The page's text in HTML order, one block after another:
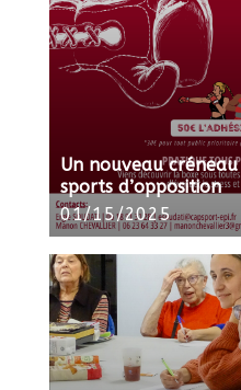
Un nouveau
sports d’opposition
01/15/2025